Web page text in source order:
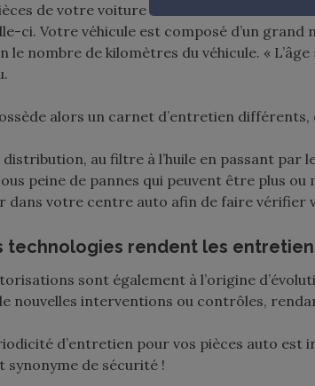
de votre voiture doit être effectué selon
ci. Votre véhicule est composé d’un grand
le nombre de kilomètres du véhicule. «
alors un carnet d’entretien
au filtre à l’huile en passant par
peine de pannes qui peuvent être plus ou
dans votre centre auto afin de faire vérifier
technologies rendent les
sont également à l’origine
nouvelles interventions ou contrôles,
d’entretien pour vos pièces auto est
de sécurité !